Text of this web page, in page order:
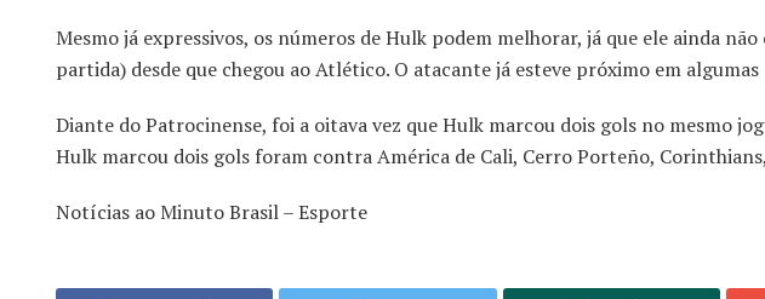
Mesmo já expressivos, os números de Hulk podem melhorar, já que ele ainda
partida) desde que chegou ao Atlético. O atacante já esteve próximo em
Diante do Patrocinense, foi a oitava vez que Hulk marcou dois gols no mesmo
Hulk marcou dois gols foram contra América de Cali, Cerro Porteño,
Notícias ao Minuto Brasil – Esporte